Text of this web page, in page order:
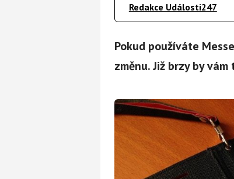
Redakce Události247
Pokud používáte
změnu. Již brzy by